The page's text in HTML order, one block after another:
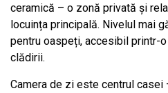
ceramică – o zonă privată și
locuința principală. Nivelul mai
pentru oaspeți, accesibil printr-
clădirii.
Camera de zi este centrul casei